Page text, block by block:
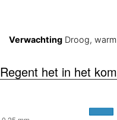
Verwachting Droog,
Regent het in het